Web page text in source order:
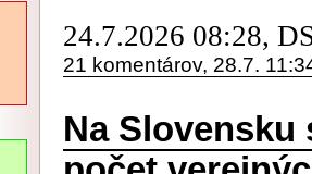
24.7.2026 08:28,
21 komentárov, 28.7.
Na Slovensku